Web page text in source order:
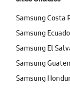
Samsung Costa
Samsung
Samsung El
Samsung
Samsung